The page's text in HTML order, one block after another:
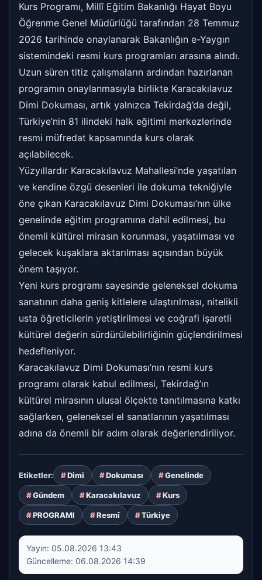
Kurs Programı, Millî Eğitim Bakanlığı Hayat Boyu
Öğrenme Genel Müdürlüğü tarafından 28 Temmuz
2026 tarihinde onaylanarak Bakanlığın e-Yaygın
sistemindeki resmi kurs programları arasına alındı.
Uzun süren titiz çalışmaların ardından hazırlanan
programın onaylanmasıyla birlikte Karacakılavuz
Dimi Dokuması, artık yalnızca Tekirdağ’da değil,
Türkiye’nin 81 ilindeki halk eğitimi merkezlerinde
resmi müfredat kapsamında kurs olarak
açılabilecek.
Yüzyıllardır Karacakılavuz Mahallesi’nde yaşatılan
ve kendine özgü desenleri ile dokuma tekniğiyle
öne çıkan Karacakılavuz Dimi Dokuması’nın ülke
genelinde eğitim programına dahil edilmesi, bu
önemli kültürel mirasın korunması, yaşatılması ve
gelecek kuşaklara aktarılması açısından büyük
önem taşıyor.
Yeni kurs programı sayesinde geleneksel dokuma
sanatının daha geniş kitlelere ulaştırılması, nitelikli
usta öğreticilerin yetiştirilmesi ve coğrafi işaretli
kültürel değerin sürdürülebilirliğinin güçlendirilmesi
hedefleniyor.
Karacakılavuz Dimi Dokuması’nın resmi kurs
programı olarak kabul edilmesi, Tekirdağ’ın
kültürel mirasının ulusal ölçekte tanıtılmasına katkı
sağlarken, geleneksel el sanatlarının yaşatılması
adına da önemli bir adım olarak değerlendiriliyor.
Etiketler: Dimi Dokuması Genelinde
Gündem Karacakılavuz Kurs
PROGRAMI Resmî Türkiye
Yayın: 05.08.2026 13:43
Güncelleme: 06.08.2026 14:39